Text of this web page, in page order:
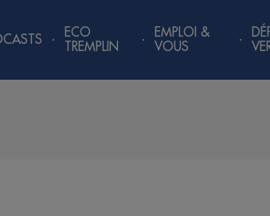
ECO
TREMPLIN
EMPLOI &
VOUS